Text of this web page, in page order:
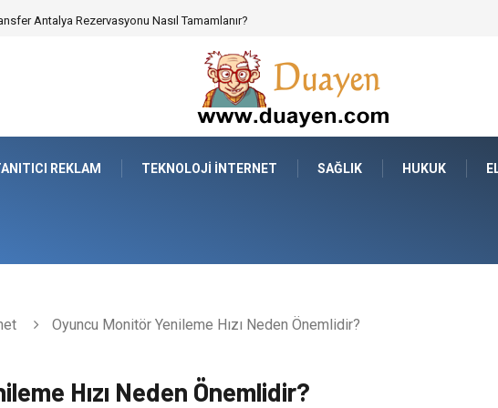
Makine Parçalarının Modüler Transferi
REKLAM TEKNOLOJI İNTERNET SAĞLIK HUKUK
Oyuncu Monitör Yenileme Hızı Neden Önemlidir?
Hızı Neden Önemlidir?